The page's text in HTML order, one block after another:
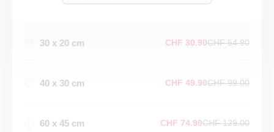
30 x 20 cm CHF 30.90CHF 54.90
40 x 30 cm CHF 49.90CHF 99.00
60 x 45 cm CHF 74.90CHF 129.00